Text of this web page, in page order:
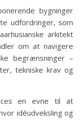
bygninger
udfordringer, som
arkitekt
om at navigere
begrænsninger –
tekniske krav og
en evne til at
idéudveksling og